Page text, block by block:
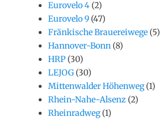
Eurovelo 4 (2)
Eurovelo 9 (47)
Fränkische Brauereiwege (5)
Hannover-Bonn (8)
HRP (30)
LEJOG (30)
Mittenwalder Höhenweg(1)
Rhein-Nahe-Alsenz (2)
Rheinradweg(1)